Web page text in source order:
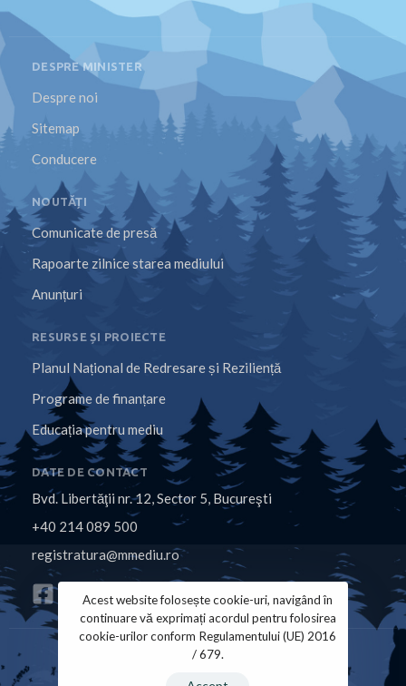
DESPRE MINISTER
Despre noi
Sitemap
Conducere
NOUTĂȚI
Comunicate de presă
Rapoarte zilnice starea mediului
Anunțuri
RESURSE ȘI PROIECTE
Planul Național de Redresare și Reziliență
Programe de finanțare
Educația pentru mediu
DATE DE CONTACT
Bvd. Libertăţii nr. 12, Sector 5, Bucureşti
+40 214 089 500
registratura@mmediu.ro
Acest website folosește cookie-uri, navigând în
continuare vă exprimați acordul pentru folosirea
cookie-urilor conform Regulamentului (UE) 2016
/ 679.